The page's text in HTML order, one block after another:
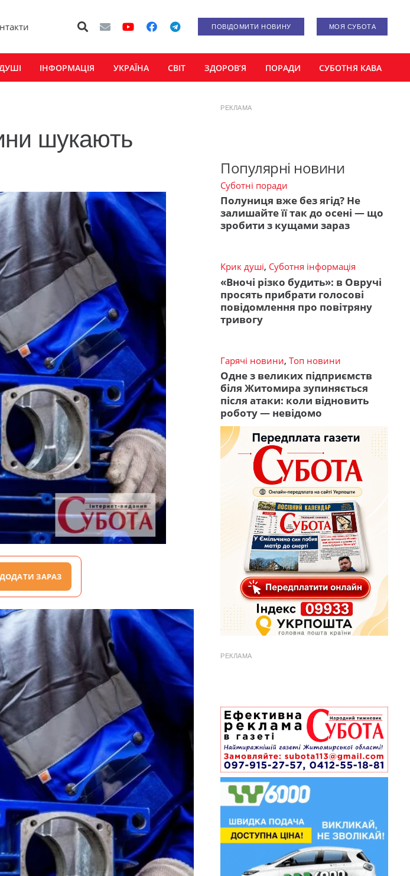
ПОВІДОМИТИ НОВИНУ МОЯ СУБОТА
ІНФОРМАЦІЯ УКРАЇНА СВІТ ЗДОРОВ’Я ПОРАДИ СУБОТНЯ КАВА
шукають
ДОДАТИ ЗАРАЗ
РЕКЛАМА
Популярні новини
Суботні поради
Полуниця вже без ягід? Не
залишайте її так до осені — що
зробити з кущами зараз
Крик душі, Суботня інформація
«Вночі різко будить»: в Овручі
просять прибрати голосові
повідомлення про повітряну
тривогу
Гарячі новини, Топ новини
Одне з великих підприємств
біля Житомира зупиняється
після атаки: коли відновить
роботу — невідомо
РЕКЛАМА